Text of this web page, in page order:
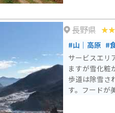
長野県
#山｜高原 #
サービスエリ
ますが雪化粧
歩道は除雪さ
す。フードが